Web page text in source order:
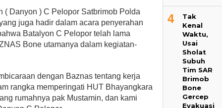
( Danyon ) C Pelopor Satbrimob Polda
juga hadir dalam acara penyerahan
Batalyon C Pelopor telah lama
Bone utamanya dalam kegiatan-
dengan Baznas tentang kerja
rangka memperingati HUT Bhayangkara
rumahnya pak Mustamin, dan kami
4
Tak
Kenal
Waktu,
Usai
Sholat
Subuh
Tim SAR
Brimob
Bone
Gercep
Evakuasi